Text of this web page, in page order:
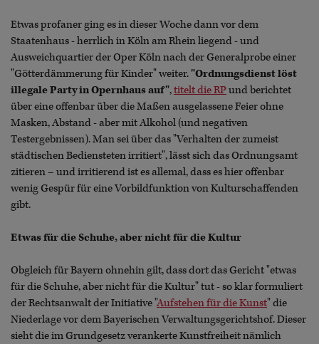
Etwas profaner ging es in dieser Woche dann vor dem
Staatenhaus - herrlich in Köln am Rhein liegend - und
Ausweichquartier der Oper Köln nach der Generalprobe einer
"Götterdämmerung für Kinder" weiter."Ordnungsdienst löst
illegale Party in Opernhaus auf",titelt die RPund berichtet
über eine offenbar über die Maßen ausgelassene Feier ohne
Masken, Abstand - aber mit Alkohol (und negativen
Testergebnissen). Man sei über das "Verhalten der zumeist
städtischen Bediensteten irritiert", lässt sich das Ordnungsamt
zitieren – und irritierend ist es allemal, dass es hier offenbar
wenig Gespür für eine Vorbildfunktion von Kulturschaffenden
gibt.
Etwas für die Schuhe, aber nicht für die Kultur
Obgleich für Bayern ohnehin gilt, dass dort das Gericht "etwas
für die Schuhe, aber nicht für die Kultur" tut - so klar formuliert
der Rechtsanwalt der Initiative "Aufstehen für die Kunst" die
Niederlage vor dem Bayerischen Verwaltungsgerichtshof. Dieser
sieht die im Grundgesetz verankerte Kunstfreiheit nämlich